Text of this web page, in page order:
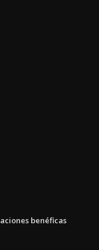
benéficas